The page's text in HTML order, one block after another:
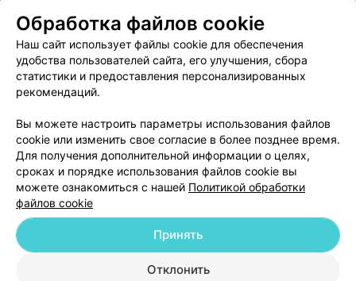
Пользовательское соглашение
Способы оплаты
Вакансии
Партнеры
Написать руководителю 103.by
Обработка персональных данных
© 2026 ООО «Артокс Лаб», УНП 191700409
| 220012, Республика Беларусь,
Обработка файлов cookie
Наш сайт использует файлы cookie для обеспечения
удобства пользователей сайта, его улучшения, сбора
статистики и предоставления персонализированных
рекомендаций.
Вы можете настроить параметры использования файлов
cookie или изменить свое согласие в более позднее время.
Для получения дополнительной информации о целях,
сроках и порядке использования файлов cookie вы
можете ознакомиться с нашей Политикой обработки
файлов cookie
Отклонить
Принять